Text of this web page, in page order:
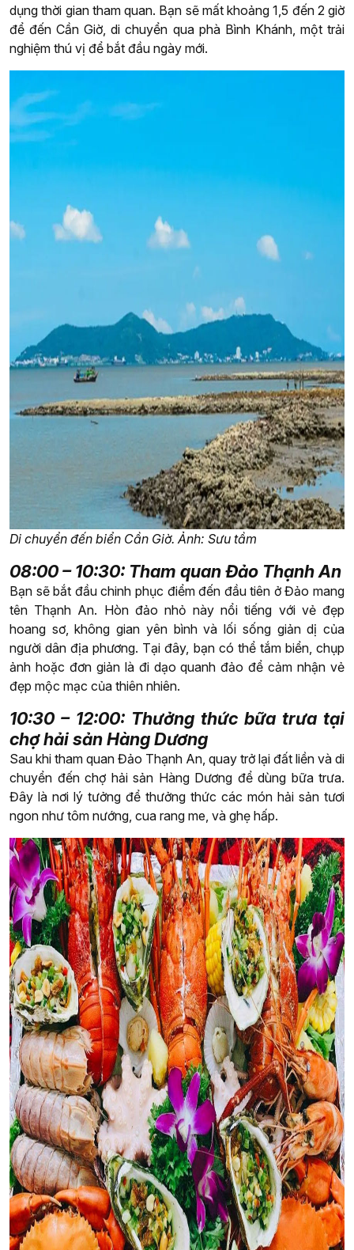
dụng thời gian tham quan. Bạn sẽ mất khoảng 1,5 đến 2 giờ
để đến Cần Giờ, di chuyển qua phà Bình Khánh, một trải
nghiệm thú vị để bắt đầu ngày mới.
Di chuyển đến biển Cần Giờ. Ảnh: Sưu tầm
08:00 – 10:30: Tham quan Đảo Thạnh An
Bạn sẽ bắt đầu chinh phục điểm đến đầu tiên ở Đảo mang
tên Thạnh An. Hòn đảo nhỏ này nổi tiếng với vẻ đẹp
hoang sơ, không gian yên bình và lối sống giản dị của
người dân địa phương. Tại đây, bạn có thể tắm biển, chụp
ảnh hoặc đơn giản là đi dạo quanh đảo để cảm nhận vẻ
đẹp mộc mạc của thiên nhiên.
10:30 – 12:00: Thưởng thức bữa trưa tại
chợ hải sản Hàng Dương
Sau khi tham quan Đảo Thạnh An, quay trở lại đất liền và di
chuyển đến chợ hải sản Hàng Dương để dùng bữa trưa.
Đây là nơi lý tưởng để thưởng thức các món hải sản tươi
ngon như tôm nướng, cua rang me, và ghẹ hấp.